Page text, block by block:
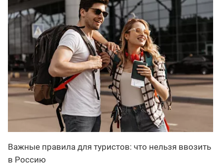
Важные правила для туристов: что нельзя ввозить
в Россию